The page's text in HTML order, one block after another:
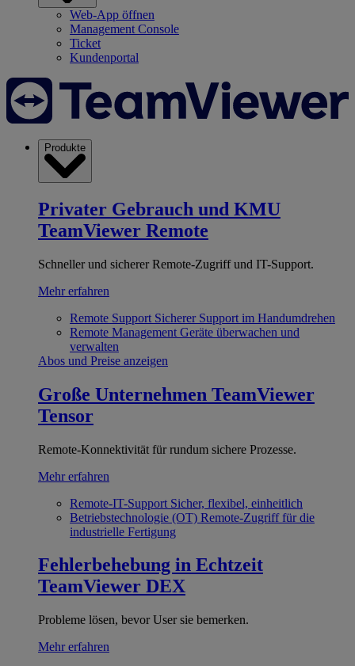
Web-App öffnen
Management Console
Ticket
Kundenportal
Produkte
Privater Gebrauch und KMU
TeamViewer Remote
Schneller und sicherer Remote-Zugriff und IT-Support.
Mehr erfahren
Remote Support Sicherer Support im Handumdrehen
Remote Management Geräte überwachen und
verwalten
Abos und Preise anzeigen
Große Unternehmen TeamViewer
Tensor
Remote-Konnektivität für rundum sichere Prozesse.
Mehr erfahren
Remote-IT-Support Sicher, flexibel, einheitlich
Betriebstechnologie (OT) Remote-Zugriff für die
industrielle Fertigung
Fehlerbehebung in Echtzeit
TeamViewer DEX
Probleme lösen, bevor User sie bemerken.
Mehr erfahren